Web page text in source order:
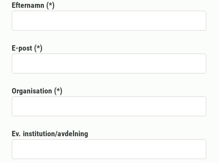
Efternamn
E-post
Organisation
Ev. institution/avdelning